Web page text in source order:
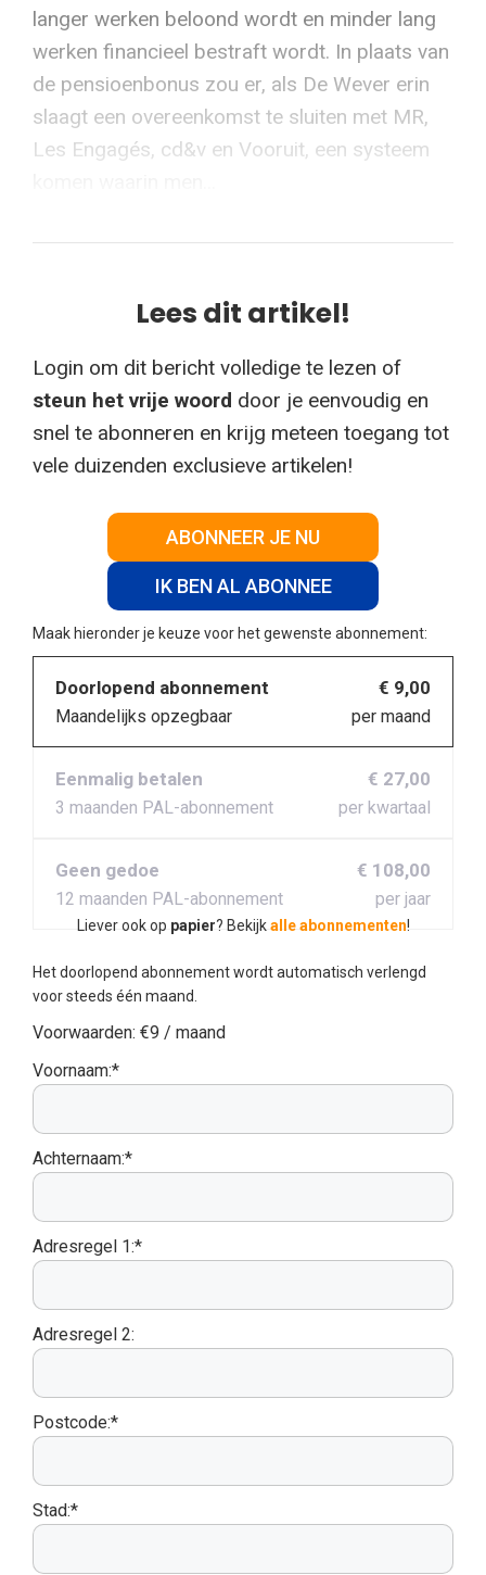
langer werken beloond wordt en minder lang
werken financieel bestraft wordt. In plaats van
de pensioenbonus zou er, als De Wever erin
slaagt een overeenkomst te sluiten met MR,
Les Engagés, cd&v en Vooruit, een systeem
Lees dit artikel!
Login om dit bericht volledige te lezen of
steun het vrije woord door je eenvoudig en
snel te abonneren en krijg meteen toegang tot
vele duizenden exclusieve artikelen!
ABONNEER JE NU
IK BEN AL ABONNEE
Maak hieronder je keuze voor het gewenste abonnement:
Doorlopend abonnement
Maandelijks opzegbaar
€ 9,00
per maand
Eenmalig betalen
3 maanden PAL-abonnement
€ 27,00
per kwartaal
Geen gedoe
12 maanden PAL-abonnement
€ 108,00
per jaar
Liever ook op papier? Bekijkalle abonnementen!
Het doorlopend abonnement wordt automatisch verlengd
voor steeds één maand.
Voorwaarden: €9 / maand
Voornaam:*
Achternaam:*
Adresregel 1:*
Adresregel 2:
Postcode:*
Stad:*